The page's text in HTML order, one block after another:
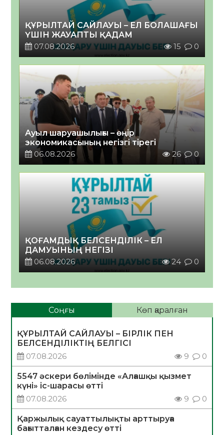
ҚҰРЫЛТАЙ САЙЛАУЫ – ЕЛ БОЛАШАҒЫ
ҮШІН ЖАУАПТЫ ҚАДАМ
07.08.2026
15 0
Ауыл шаруашылығы – өңір
экономикасының негізгі тірегі
06.08.2026
26 0
ҚОҒАМДЫҚ БЕЛСЕНДІЛІК – ЕЛ
ДАМУЫНЫҢ НЕГІЗІ
06.08.2026
24 0
Соңғы Көп қаралған
ҚҰРЫЛТАЙ САЙЛАУЫ – БІРЛІК ПЕН
БЕЛСЕНДІЛІКТІҢ БЕЛГІСІ
07.08.2026
9 0
5547 әскери бөлімінде «Алғашқы қызмет
күні» іс-шарасы өтті
07.08.2026
9 0
Қаржылық сауаттылықты арттыруға
бағытталған кездесу өтті